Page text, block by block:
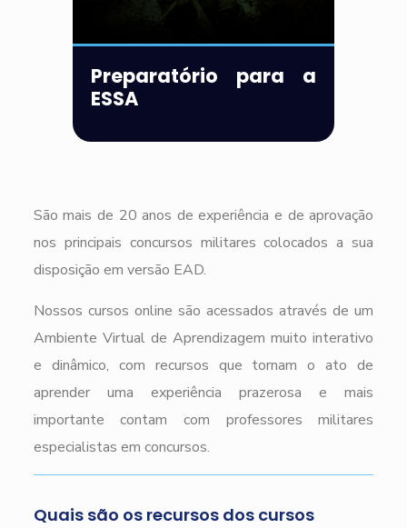
Preparatório para a
ESSA
São mais de 20 anos de experiência e de aprovação
nos principais concursos militares colocados a sua
disposição em versão EAD.
Nossos cursos online são acessados através de um
Ambiente Virtual de Aprendizagem muito interativo
e dinâmico, com recursos que tornam o ato de
aprender uma experiência prazerosa e mais
importante contam com professores militares
especialistas em concursos.
Quais são os recursos dos cursos